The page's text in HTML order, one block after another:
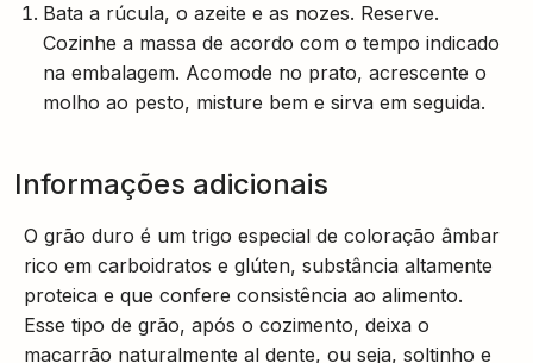
Bata a rúcula, o azeite e as nozes. Reserve.
Cozinhe a massa de acordo com o tempo indicado
na embalagem. Acomode no prato, acrescente o
molho ao pesto, misture bem e sirva em seguida.
Informações adicionais
O grão duro é um trigo especial de coloração âmbar
rico em carboidratos e glúten, substância altamente
proteica e que confere consistência ao alimento.
Esse tipo de grão, após o cozimento, deixa o
macarrão naturalmente al dente, ou seja, soltinho e